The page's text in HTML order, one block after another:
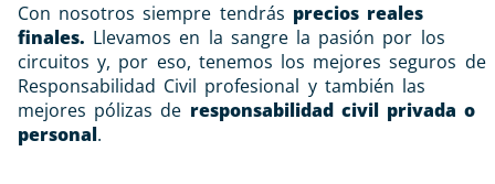
Con nosotros siempre tendrás precios reales
finales. Llevamos en la sangre la pasión por los
circuitos y, por eso, tenemos los mejores seguros de
Responsabilidad Civil profesional y también las
mejores pólizas de responsabilidad civil privada o
personal.